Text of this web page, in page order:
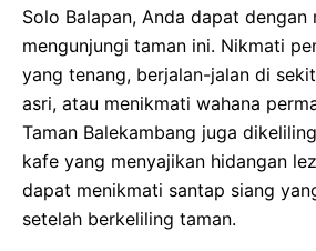
Solo Balapan, Anda dapat dengan
mengunjungi taman ini. Nikmati
yang tenang, berjalan-jalan di
asri, atau menikmati wahana
Taman Balekambang juga
kafe yang menyajikan hidangan
dapat menikmati santap siang
setelah berkeliling taman.